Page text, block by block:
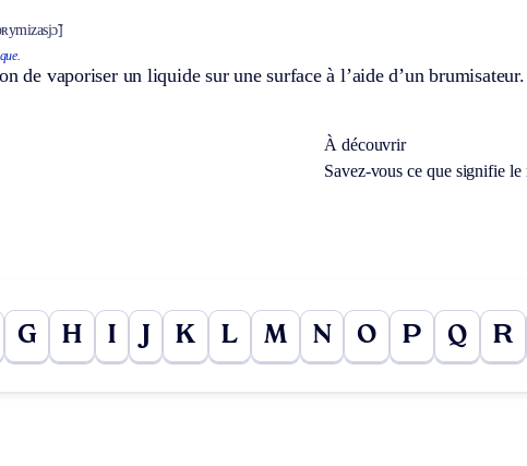
de vaporiser un liquide sur une surface à l’aide d’un brumisateur.
À découvrir
Savez-vous ce que signifie
G H I K L M N O P Q R